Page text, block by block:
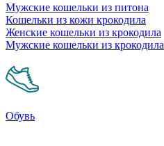
Мужские кошельки из питона
Кошельки из кожи крокодила
Женские кошельки из крокодила
Мужские кошельки из крокодила
Обувь